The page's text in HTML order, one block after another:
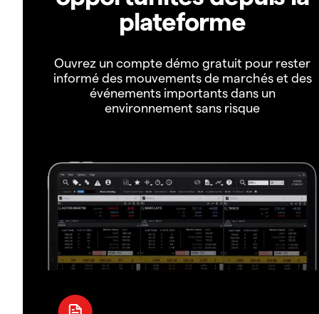
plateforme
Ouvrez un compte démo gratuit pour rester
informé des mouvements de marchés et des
événements importants dans un
environnement sans risque